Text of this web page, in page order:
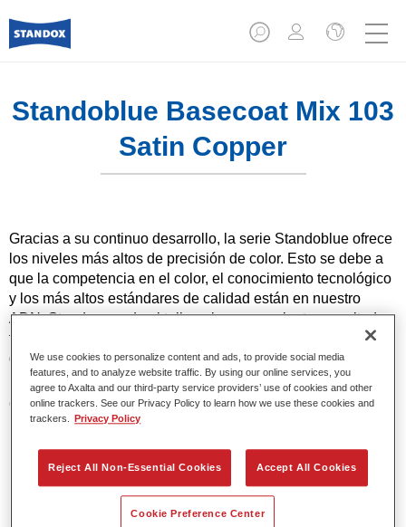
Standoblue Basecoat Mix 103
Satin Copper
Gracias a su continuo desarrollo, la serie Standoblue ofrece
los niveles más altos de precisión de color. Esto se debe a
que la competencia en el color, el conocimiento tecnológico
y los más altos estándares de calidad están en nuestro
ADN. Standox ayuda al taller a lograr excelentes resultados,
tanto en las reparaciones sencillas como en los retos más
desafiantes.
Características del producto
Colores sólidos y de efecto con tecnología de pigmento
Excepcional precisión de color.
Excelente control de moteado.
Excelentes propiedades de flujo.
We use cookies to personalize content and ads, to provide social media
features, and to analyze website traffic. By using our online services, you
agree to Axalta and our third-party service providers’ use of cookies and other
online trackers. See our Privacy Policy to learn how we use these cookies and
trackers.
Privacy Policy
Reject All Non-Essential Cookies Accept All Cookies
Cookie Preference Center